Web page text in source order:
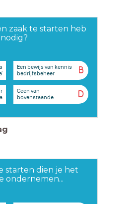
zaak te starten heb
B
Een bewijs van kennis
bedrijfsbeheer
D
Geen van
bovenstaande
starten dien je het
ondernemen...